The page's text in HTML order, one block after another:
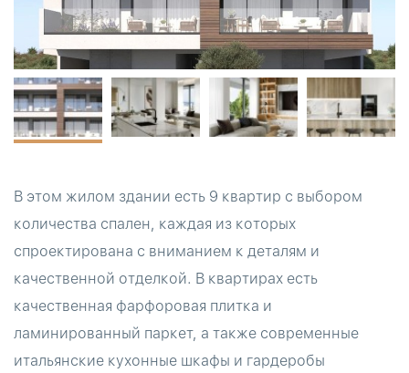
В этом жилом здании есть 9 квартир с выбором
количества спален, каждая из которых
спроектирована с вниманием к деталям и
качественной отделкой. В квартирах есть
качественная фарфоровая плитка и
ламинированный паркет, а также современные
итальянские кухонные шкафы и гардеробы